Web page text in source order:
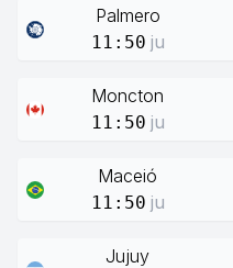
Palmero
11:50 ju
Moncton
11:50 ju
Maceió
11:50 ju
Jujuy